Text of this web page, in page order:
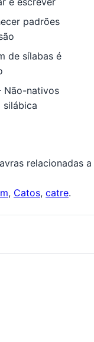
padrões
de sílabas é
nativos
silábica
relacionadas a
, Catos, catre.